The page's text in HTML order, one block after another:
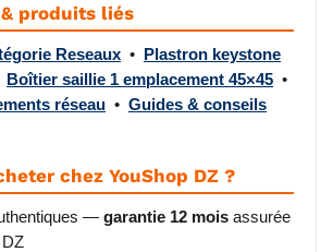
produits liés
Reseaux •
Plastron keystone
Boîtier saillie 1 emplacement 45×45 •
réseau • Guides & conseils
chez YouShop DZ ?
— garantie 12 mois assurée
DZ